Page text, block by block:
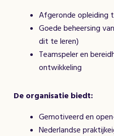
Afgeronde
Goede beheersing
dit te leren)
Teamspeler en
ontwikkeling
De organisatie biedt:
Gemotiveerd en
Nederlandse